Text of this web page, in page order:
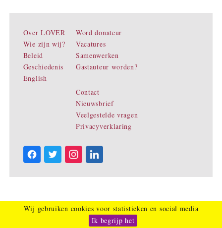
Wij gebruiken cookies voor statistieken en social media
Ik begrijp het
Over LOVER
Wie zijn wij?
Beleid
Geschiedenis
English
Word donateur
Vacatures
Samenwerken
Gastauteur worden?
Contact
Nieuwsbrief
Veelgestelde vragen
Privacyverklaring